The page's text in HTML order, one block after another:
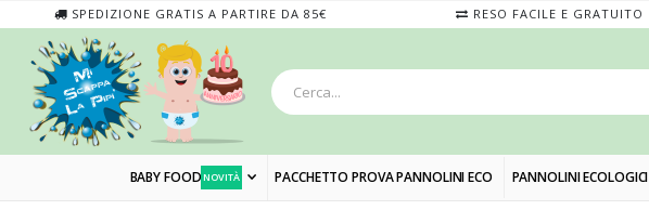
SPEDIZIONE GRATIS A PARTIRE DA 85€ RESO FACILE E GRATUITO
BABY FOODNOVITÀ PACCHETTO PROVA PANNOLINI ECO PANNOLINI ECOLOGICI